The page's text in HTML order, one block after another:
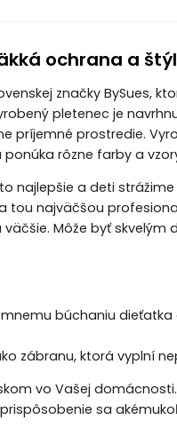
ochrana a
značky BySues,
pletenec je
príjemné prostredie.
rôzne farby a
najlepšie a deti
tou najväčšou
Môže byť
búchaniu
zábranu, ktorá vyplní
vo Vašej domácnosti.
sa